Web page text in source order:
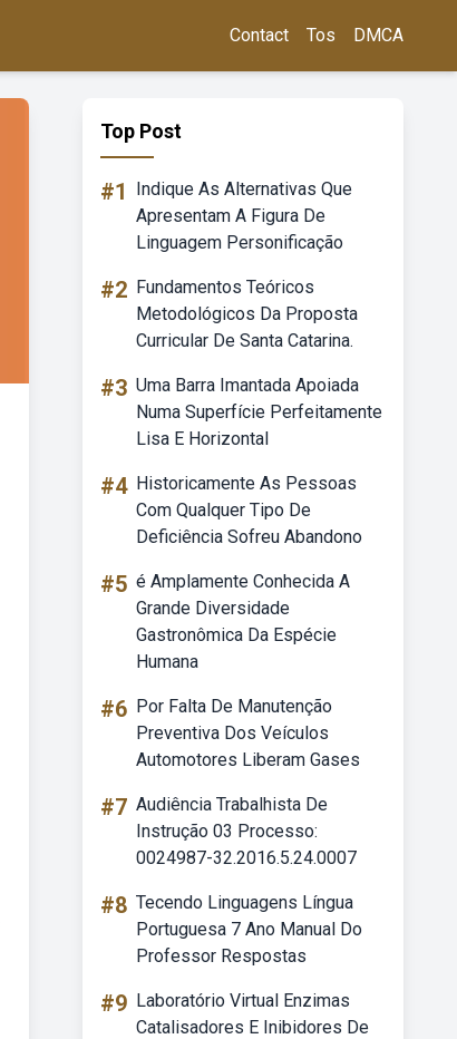
Contact Tos DMCA
Top Post
#1
Indique As Alternativas Que
Apresentam A Figura De
Linguagem Personificação
#2 Fundamentos Teóricos
Metodológicos Da Proposta
Curricular De Santa Catarina.
#3 Uma Barra Imantada Apoiada
Numa Superfície Perfeitamente
Lisa E Horizontal
#4 Historicamente As Pessoas
Com Qualquer Tipo De
Deficiência Sofreu Abandono
#5 é Amplamente Conhecida A
Grande Diversidade
Gastronômica Da Espécie
Humana
#6 Por Falta De Manutenção
Preventiva Dos Veículos
Automotores Liberam Gases
#7 Audiência Trabalhista De
Instrução 03 Processo:
0024987-32.2016.5.24.0007
#8 Tecendo Linguagens Língua
Portuguesa 7 Ano Manual Do
Professor Respostas
#9 Laboratório Virtual Enzimas
Catalisadores E Inibidores De